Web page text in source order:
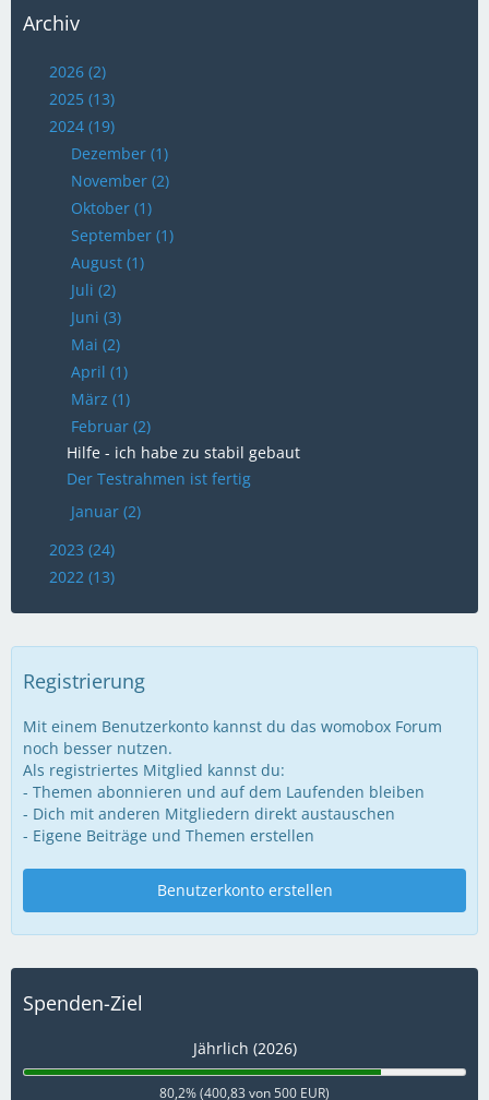
Archiv
2026 (2)
2025 (13)
2024 (19)
Dezember (1)
November (2)
Oktober (1)
September (1)
August (1)
Juli (2)
Juni (3)
Mai (2)
April (1)
März (1)
Februar (2)
Hilfe - ich habe zu stabil gebaut
Der Testrahmen ist fertig
Januar (2)
2023 (24)
2022 (13)
Registrierung
Mit einem Benutzerkonto kannst du das womobox Forum
noch besser nutzen.
Als registriertes Mitglied kannst du:
- Themen abonnieren und auf dem Laufenden bleiben
- Dich mit anderen Mitgliedern direkt austauschen
- Eigene Beiträge und Themen erstellen
Benutzerkonto erstellen
Spenden-Ziel
Jährlich (2026)
80,2% (400,83 von 500 EUR)